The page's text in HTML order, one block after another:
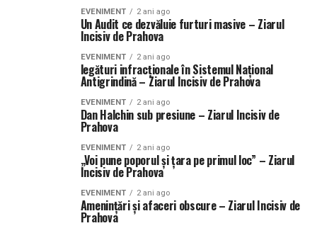
EVENIMENT 2 ani ago
Un Audit ce dezvăluie furturi masive – Ziarul
Incisiv de Prahova
EVENIMENT 2 ani ago
legături infracționale în Sistemul Național
Antigrindină – Ziarul Incisiv de Prahova
EVENIMENT 2 ani ago
Dan Halchin sub presiune – Ziarul Incisiv de
Prahova
EVENIMENT 2 ani ago
„Voi pune poporul și țara pe primul loc” – Ziarul
Incisiv de Prahova
EVENIMENT 2 ani ago
Amenințări și afaceri obscure – Ziarul Incisiv de
Prahova